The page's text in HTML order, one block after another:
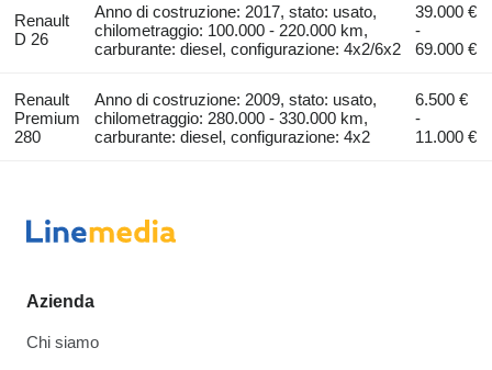
Renault
D 26
Anno di costruzione: 2017, stato: usato,
chilometraggio: 100.000 - 220.000 km,
carburante: diesel, configurazione: 4x2/6x2
39.000 €
-
69.000 €
Renault
Premium
280
Anno di costruzione: 2009, stato: usato,
chilometraggio: 280.000 - 330.000 km,
carburante: diesel, configurazione: 4x2
6.500 €
-
11.000 €
Azienda
Chi siamo